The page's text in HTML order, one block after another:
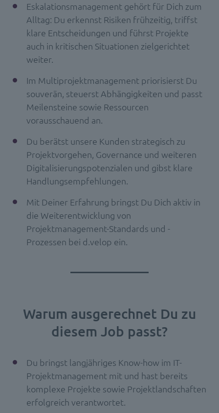
Eskalationsmanagement gehört für Dich zum
Alltag: Du erkennst Risiken frühzeitig, triffst
klare Entscheidungen und führst Projekte
auch in kritischen Situationen zielgerichtet
weiter.
Im Multiprojektmanagement priorisierst Du
souverän, steuerst Abhängigkeiten und passt
Meilensteine sowie Ressourcen
vorausschauend an.
Du berätst unsere Kunden strategisch zu
Projektvorgehen, Governance und weiteren
Digitalisierungspotenzialen und gibst klare
Handlungsempfehlungen.
Mit Deiner Erfahrung bringst Du Dich aktiv in
die Weiterentwicklung von
Projektmanagement-Standards und -
Prozessen bei d.velop ein.
Warum ausgerechnet Du zu
diesem Job passt?
Du bringst langjähriges Know-how im IT-
Projektmanagement mit und hast bereits
komplexe Projekte sowie Projektlandschaften
erfolgreich verantwortet.